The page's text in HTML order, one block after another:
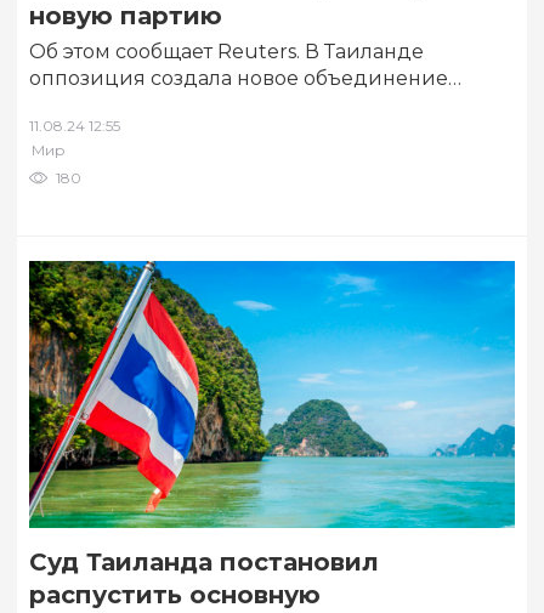
новую партию
Об этом сообщает Reuters. В Таиланде
оппозиция создала новое объединение
продемократической партии «Движение
вперед». Лидером…
11.08.24 12:55
Мир
180
Суд Таиланда постановил
распустить основную